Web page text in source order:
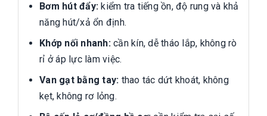
Bơm hút đẩy: kiểm tra tiếng ồn, độ rung và khả
năng hút/xả ổn định.
Khớp nối nhanh:cần kín, dễ tháo lắp, không rò
rỉ ở áp lực làm việc.
Van gạt bằng tay: thao tác dứt khoát, không
kẹt, không rơ lỏng.